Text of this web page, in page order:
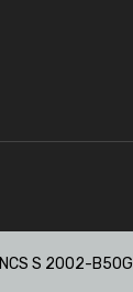
NCS S 2002-B50G